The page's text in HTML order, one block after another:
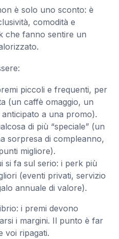
è solo uno sconto: è
comodità e
che fanno sentire un
piccoli e frequenti, per
(un caffè omaggio, un
a una promo).
di più “speciale” (un
sorpresa di compleanno,
migliore).
si fa sul serio: i perk più
(eventi privati, servizio
annuale di valore).
i premi devono
i margini. Il punto è far
voi ripagati.